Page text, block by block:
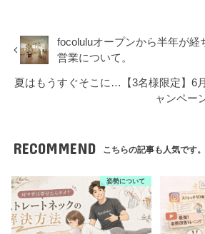
focoluluオープンから半年が
営業について。
夏はもうすぐそこに…【3名様限定】6
ャンペー
RECOMMEND こちらの記事も人気です。
姿勢について